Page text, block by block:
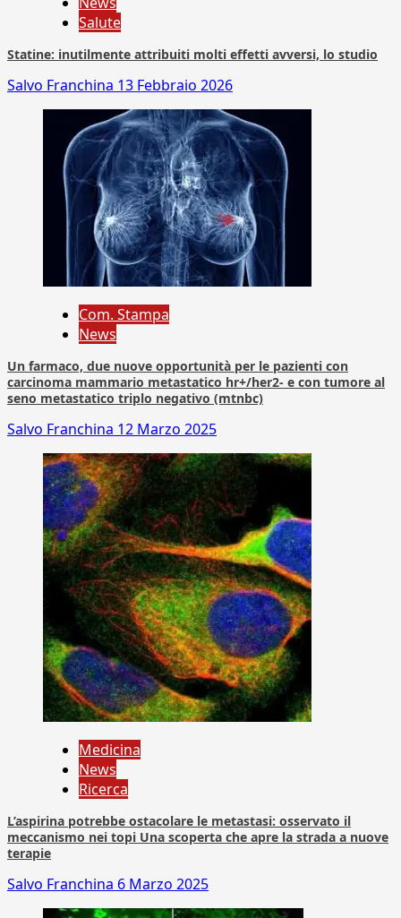
Salute
Statine: inutilmente attribuiti molti effetti avversi, lo studio
Salvo Franchina 13 Febbraio 2026
Com. Stampa
News
Un farmaco, due nuove opportunità per le pazienti con
carcinoma mammario metastatico hr+/her2- e con tumore al
seno metastatico triplo negativo (mtnbc)
Salvo Franchina 12 Marzo 2025
Medicina
News
Ricerca
L’aspirina potrebbe ostacolare le metastasi: osservato il
meccanismo nei topi Una scoperta che apre la strada a nuove
terapie
Salvo Franchina 6 Marzo 2025